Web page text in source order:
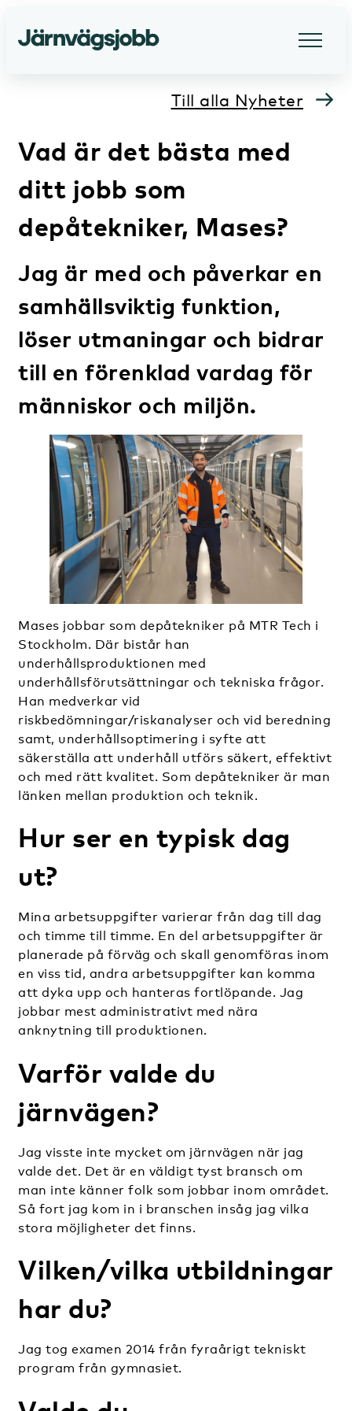
Till alla Nyheter
Vad är det bästa med
ditt jobb som
depåtekniker, Mases?
Jag är med och påverkar en
samhällsviktig funktion,
löser utmaningar och bidrar
till en förenklad vardag för
människor och miljön.
Mases jobbar som depåtekniker på MTR Tech i
Stockholm. Där bistår han
underhållsproduktionen med
underhållsförutsättningar och tekniska frågor.
Han medverkar vid
riskbedömningar/riskanalyser och vid beredning
samt, underhållsoptimering i syfte att
säkerställa att underhåll utförs säkert, effektivt
och med rätt kvalitet. Som depåtekniker är man
länken mellan produktion och teknik.
Hur ser en typisk dag
ut?
Mina arbetsuppgifter varierar från dag till dag
och timme till timme. En del arbetsuppgifter är
planerade på förväg och skall genomföras inom
en viss tid, andra arbetsuppgifter kan komma
att dyka upp och hanteras fortlöpande. Jag
jobbar mest administrativt med nära
anknytning till produktionen.
Varför valde du
järnvägen?
Jag visste inte mycket om järnvägen när jag
valde det. Det är en väldigt tyst bransch om
man inte känner folk som jobbar inom området.
Så fort jag kom in i branschen insåg jag vilka
stora möjligheter det finns.
Vilken/vilka utbildningar
har du?
Jag tog examen 2014 från fyraårigt tekniskt
program från gymnasiet.